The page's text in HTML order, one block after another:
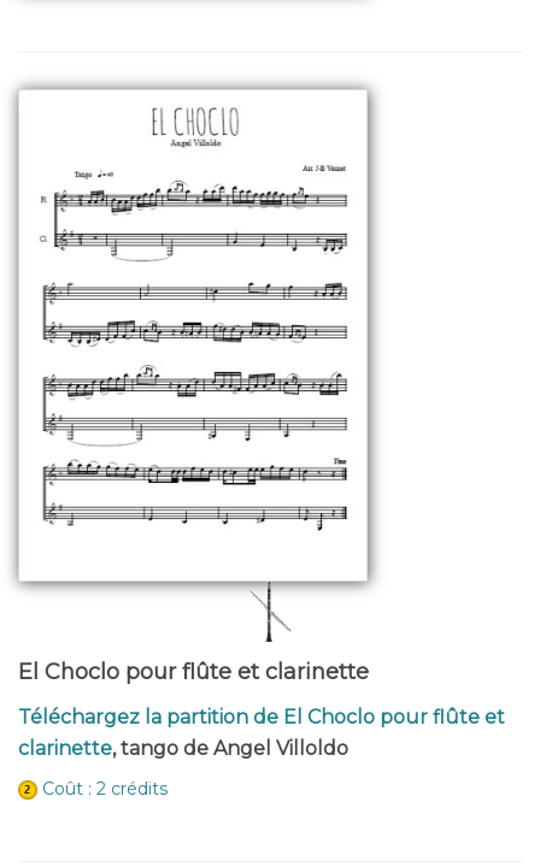
El Choclo pour flûte et clarinette
Téléchargez la partition de El Choclo pour flûte et
clarinette, tango de Angel Villoldo
Coût : 2 crédits